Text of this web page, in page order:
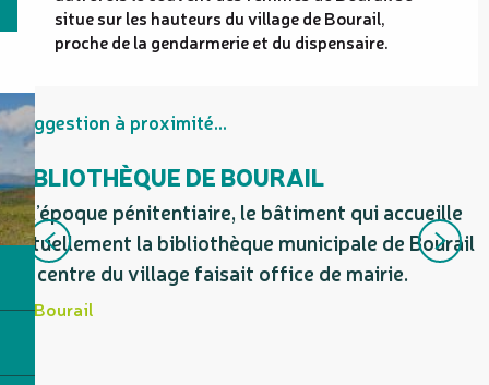
situe sur les hauteurs du village de Bourail,
proche de la gendarmerie et du dispensaire.
Suggestion à proximité...
BIBLIOTHÈQUE DE BOURAIL
À l’époque pénitentiaire, le bâtiment qui accueille
actuellement la bibliothèque municipale de Bourail
au centre du village faisait office de mairie.
Bourail